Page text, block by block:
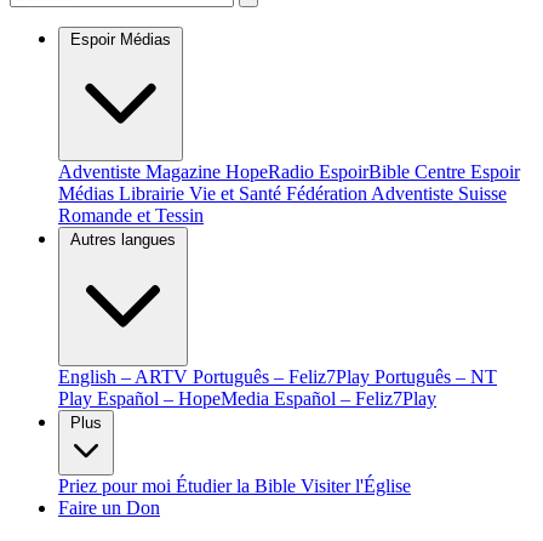
Espoir Médias
Adventiste Magazine HopeRadio EspoirBible Centre Espoir
Médias Librairie Vie et Santé Fédération Adventiste Suisse
Romande et Tessin
Autres langues
English – ARTV Português – Feliz7Play Português – NT
Play Español – HopeMedia Español – Feliz7Play
Plus
Priez pour moi Étudier la Bible Visiter l'Église
Faire un Don